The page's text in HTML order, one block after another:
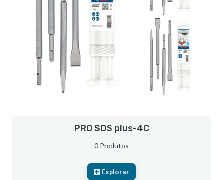
PRO SDS plus-4C
0 Produtos
Explorar